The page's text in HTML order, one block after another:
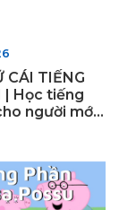
CÁI TIẾNG
| Học tiếng
người mới